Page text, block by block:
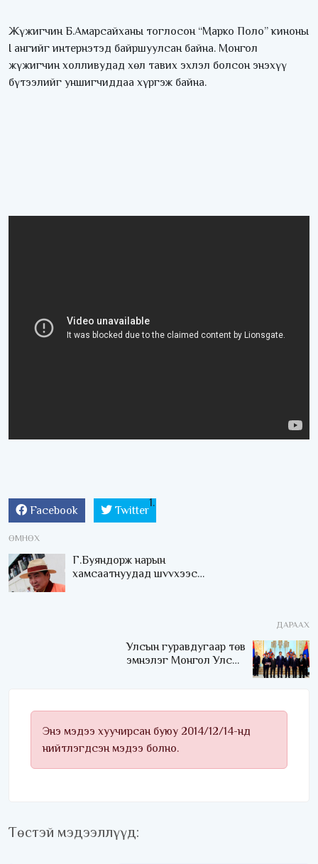
Жүжигчин Б.Амарсайханы тоглосон “Марко Поло” киноны
I ангийг интернэтэд байршуулсан байна. Монгол
жүжигчин холливудад хөл тавих эхлэл болсон энэхүү
бүтээлийг уншигчиддаа хүргэж байна.
Facebook Twitter
ӨМНӨХ
Г.Буяндорж нарын
хамсаатнуудад шvvхээс
ДАРААХ
Улсын гуравдугаар төв
эмнэлэг Монгол Улсын
Энэ мэдээ хуучирсан буюу 2014/12/14-нд
нийтлэгдсэн мэдээ болно.
Төстэй мэдээллүүд: